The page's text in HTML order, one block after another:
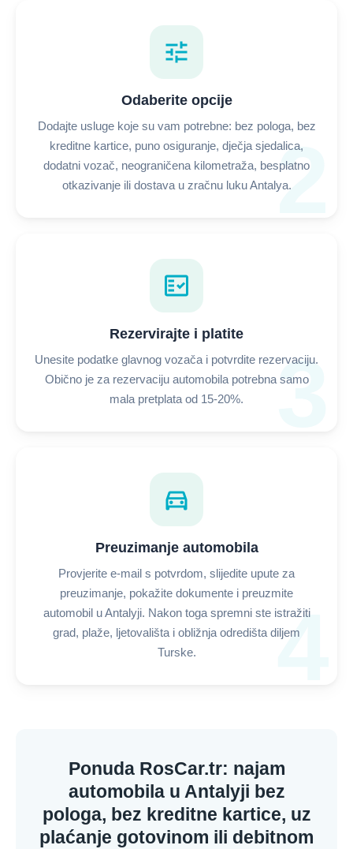
2
tune
Odaberite opcije
Dodajte usluge koje su vam potrebne: bez pologa, bez
kreditne kartice, puno osiguranje, dječja sjedalica,
dodatni vozač, neograničena kilometraža, besplatno
otkazivanje ili dostava u zračnu luku Antalya.
3
fact_check
Rezervirajte i platite
Unesite podatke glavnog vozača i potvrdite rezervaciju.
Obično je za rezervaciju automobila potrebna samo
mala pretplata od 15-20%.
4
directions_car
Preuzimanje automobila
Provjerite e-mail s potvrdom, slijedite upute za
preuzimanje, pokažite dokumente i preuzmite
automobil u Antalyji. Nakon toga spremni ste istražiti
grad, plaže, ljetovališta i obližnja odredišta diljem
Turske.
Ponuda RosCar.tr: najam
automobila u Antalyji bez
pologa, bez kreditne kartice, uz
plaćanje gotovinom ili debitnom